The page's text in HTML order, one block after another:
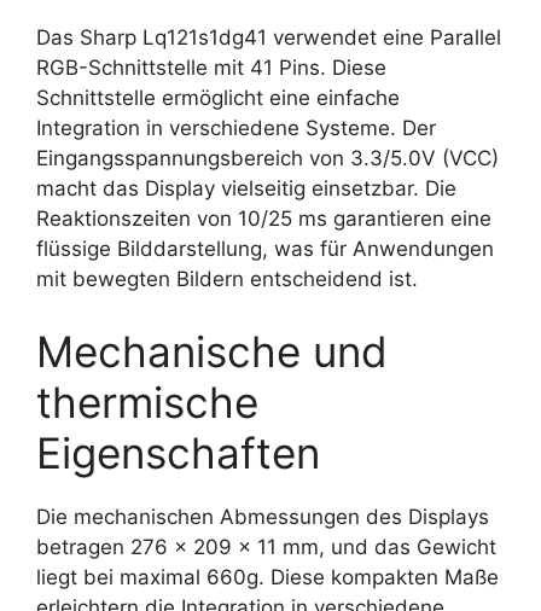
Das Sharp Lq121s1dg41 verwendet eine Parallel
RGB-Schnittstelle mit 41 Pins. Diese
Schnittstelle ermöglicht eine einfache
Integration in verschiedene Systeme. Der
Eingangsspannungsbereich von 3.3/5.0V (VCC)
macht das Display vielseitig einsetzbar. Die
Reaktionszeiten von 10/25 ms garantieren eine
flüssige Bilddarstellung, was für Anwendungen
mit bewegten Bildern entscheidend ist.
Mechanische und
thermische
Eigenschaften
Die mechanischen Abmessungen des Displays
betragen 276 x 209 x 11 mm, und das Gewicht
liegt bei maximal 660g. Diese kompakten Maße